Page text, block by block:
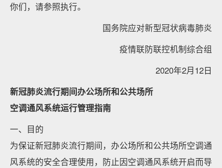
你们，请参照执行。
国务院应对新型冠状病毒肺炎
疫情联防联控机制综合组
2020年2月12日
新冠肺炎流行期间办公场所和公共场所
空调通风系统运行管理指南
一、目的
为保证新冠肺炎流行期间，办公场所和公共场所空调通
风系统的安全合理使用，防止因空调通风系统开启而导